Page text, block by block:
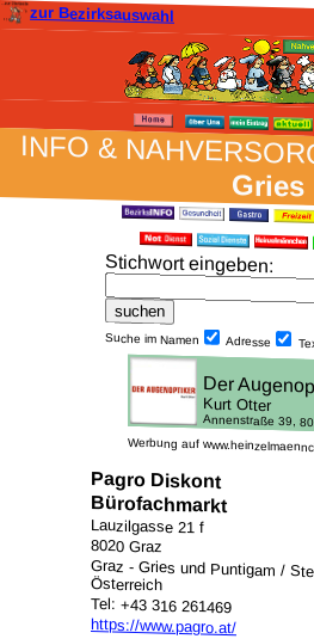
zur Bezirksauswahl
INFO &
Gries
Stich­wort ein­geben:
Suche im Namen Adresse
Werbung auf
Pagro Diskont
Bürofachmarkt
Lauzilgasse 21 f
8020 Graz
Graz - Gries und Puntigam /
Österreich
Tel: +43 316 261469
https://www.pagro.at/